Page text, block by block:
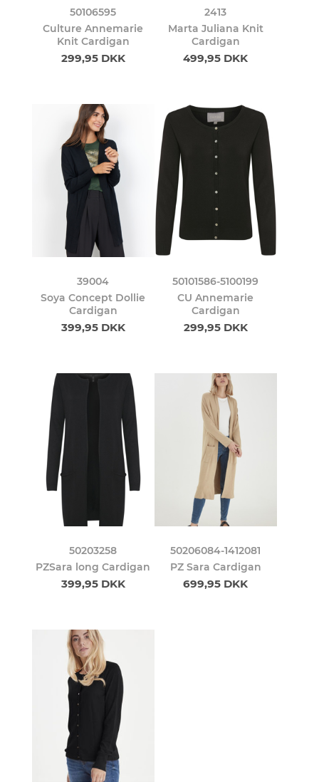
50106595
Culture Annemarie
Knit Cardigan
299,95 DKK
2413
Marta Juliana Knit
Cardigan
499,95 DKK
39004
Soya Concept Dollie
Cardigan
399,95 DKK
50101586-5100199
CU Annemarie
Cardigan
299,95 DKK
50203258
PZSara long Cardigan
399,95 DKK
50206084-1412081
PZ Sara Cardigan
699,95 DKK